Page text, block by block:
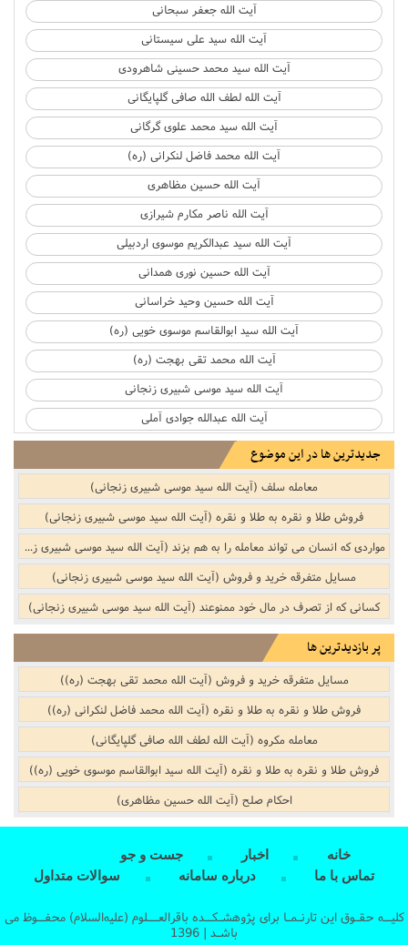
آیت الله جعفر سبحانی
آیت الله سید علی سیستانی
آیت الله سید محمد حسینی شاهرودی
آیت الله لطف الله صافی گلپایگانی
آیت الله سید محمد علوی گرگانی
آیت الله محمد فاضل لنکرانی (ره)
آیت الله حسین مظاهری
آیت الله ناصر مکارم شیرازی
آیت الله سید عبدالکریم موسوی اردبیلی
آیت الله حسین نوری همدانی
آیت الله حسین وحید خراسانی
آیت الله سید ابوالقاسم موسوی خویی (ره)
آیت الله محمد تقی بهجت (ره)
آیت الله سید موسی شبیری زنجانی
آیت الله عبدالله جوادی آملی
جدیدترین ها در این موضوع
معامله سلف (آیت الله سید موسی شبیری زنجانی)
فروش طلا و نقره به طلا و نقره (آیت الله سید موسی شبیری زنجانی)
مواردی که انسان می تواند معامله را به هم بزند (آیت الله سید موسی شبیری زنجانی)
مسایل متفرقه خرید و فروش‌‌ (آیت الله سید موسی شبیری زنجانی)
کسانى که از تصرف در مال خود ممنوعند (آیت الله سید موسی شبیری زنجانی)
پر بازدیدترین ها
مسایل متفرقه خرید و فروش‌‌ (آیت الله محمد تقی بهجت (ره))
فروش طلا و نقره به طلا و نقره (آیت الله محمد فاضل لنکرانی (ره))
معامله مکروه (آیت الله لطف الله صافی گلپایگانی)
فروش طلا و نقره به طلا و نقره (آیت الله سید ابوالقاسم موسوی خویی (ره))
احکام صلح (آیت الله حسین مظاهری)
خانه اخبار
جست و جو
تماس با ما
درباره سامانه سوالات متداول
کلیــه حقـوق این تارنـمـا برای پژوهشـکــده باقرالعـــلوم (علیه‌السلام) محفــوظ می
باشـد | 1396